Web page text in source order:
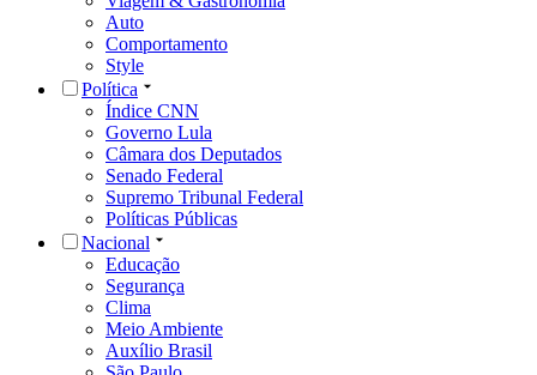
Auto
Comportamento
Style
Política
Índice CNN
Governo Lula
Câmara dos Deputados
Senado Federal
Supremo Tribunal Federal
Políticas Públicas
Nacional
Educação
Segurança
Clima
Meio Ambiente
Auxílio Brasil